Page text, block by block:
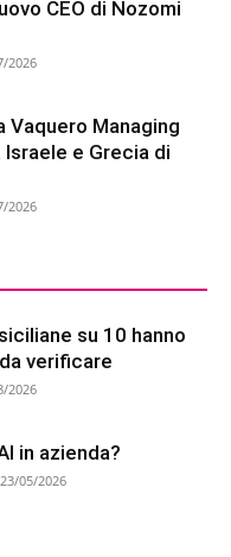
CEO di Nozomi
2026
Vaquero Managing
e Grecia di
2026
su 10 hanno
verificare
2026
in azienda?
23/05/2026